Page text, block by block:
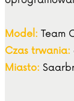
Model: Team
Czas trwania:
Miasto: